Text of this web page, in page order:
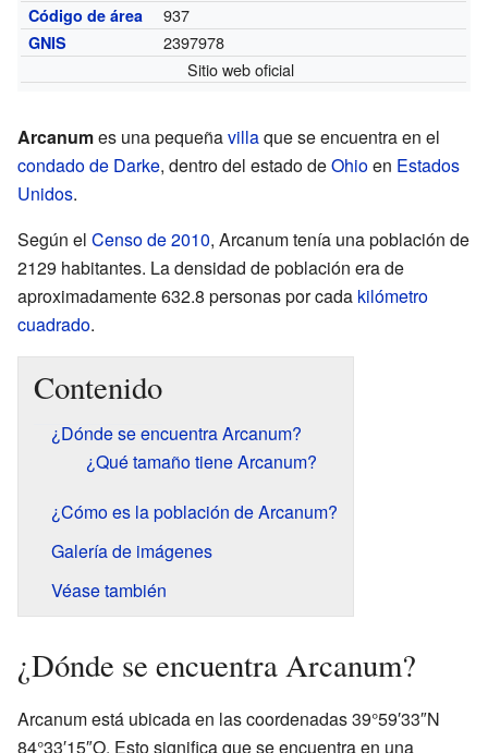
Código de área 937
GNIS
2397978
Sitio web oficial
Arcanumes una pequeñavillaque se encuentra en el
condado de Darke, dentro del estado deOhioen Estados
Unidos.
Según el Censo de 2010, Arcanum tenía una población de
2129 habitantes. La densidad de población era de
aproximadamente 632.8 personas por cada kilómetro
cuadrado.
Contenido
¿Dónde se encuentra Arcanum?
¿Qué tamaño tiene Arcanum?
¿Cómo es la población de Arcanum?
Galería de imágenes
Véase también
¿Dónde se encuentra Arcanum?
Arcanum está ubicada en las coordenadas 39°59′33″N
84°33′15″O. Esto significa que se encuentra en una